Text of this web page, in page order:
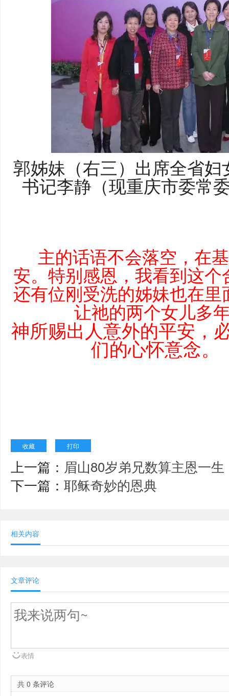
郭姊妹（右三）出席全省
书记李静（现重庆市委常
主的话语不会落空，在
安。特别感恩，我看到这
还有位刚受洗的姊妹也在
让祂的两个女儿多
神所赐出人意外的平安，
们的心怀意念。
收藏 打印
上一篇： 眉山80岁弟兄数算主恩一生
下一篇： 耶稣奇妙的恩典
相关内容
文章评论
表情
共 0 条评论